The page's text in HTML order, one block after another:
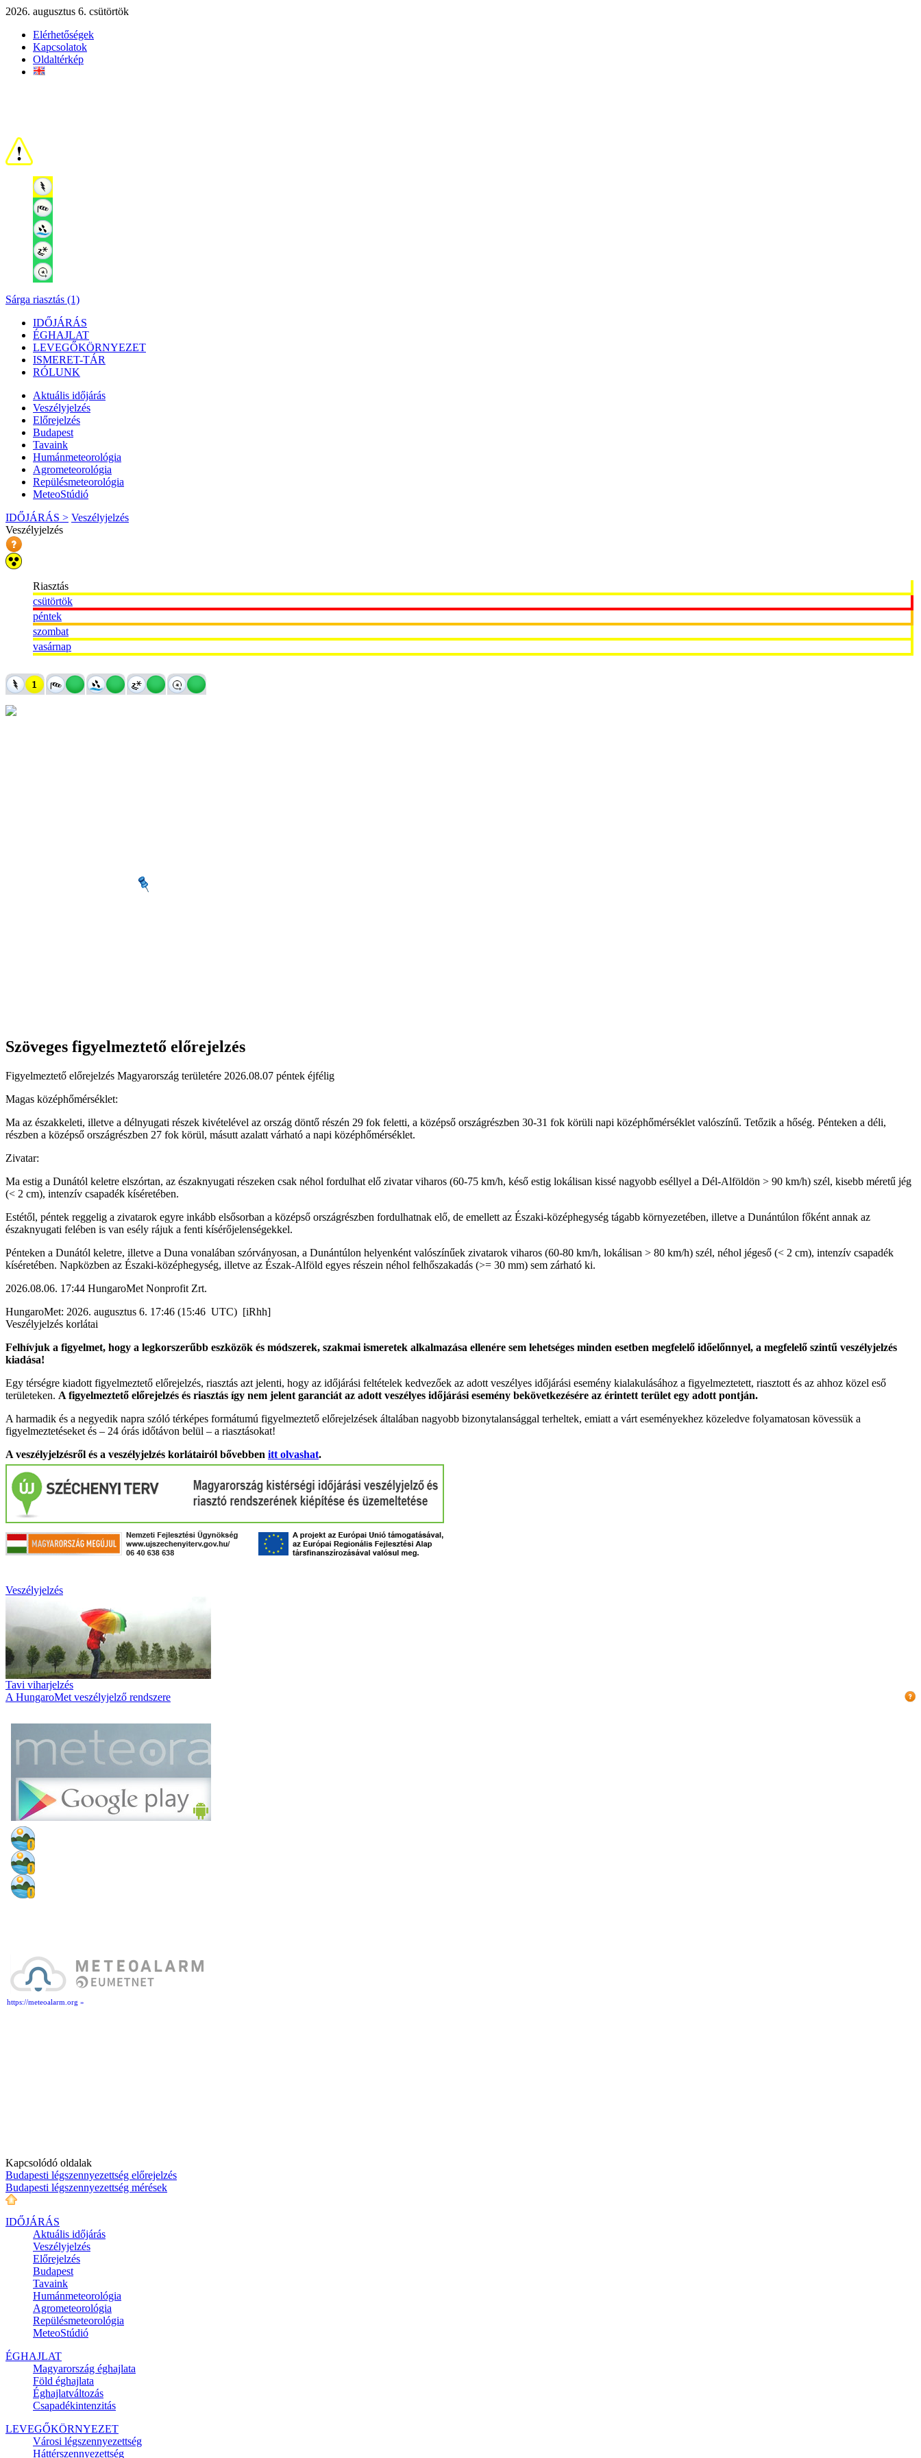
2026. augusztus 6. csütörtök
Elérhetőségek
Kapcsolatok
Oldaltérkép
Sárga riasztás (1)
IDŐJÁRÁS
ÉGHAJLAT
LEVEGŐKÖRNYEZET
ISMERET-TÁR
RÓLUNK
Aktuális időjárás
Veszélyjelzés
Előrejelzés
Budapest
Tavaink
Humánmeteorológia
Agrometeorológia
Repülésmeteorológia
MeteoStúdió
IDŐJÁRÁS > Veszélyjelzés
Veszélyjelzés
Riasztás
csütörtök
péntek
szombat
vasárnap
Szöveges figyelmeztető előrejelzés
Figyelmeztető előrejelzés Magyarország területére 2026.08.07 péntek éjfélig
Magas középhőmérséklet:
Ma az északkeleti, illetve a délnyugati részek kivételével az ország döntő részén 29 fok feletti, a középső országrészben 30-31 fok körüli napi középhőmérséklet valószínű. Tetőzik a hőség. Pénteken a déli,
részben a középső országrészben 27 fok körül, másutt azalatt várható a napi középhőmérséklet.
Zivatar:
Ma estig a Dunától keletre elszórtan, az északnyugati részeken csak néhol fordulhat elő zivatar viharos (60-75 km/h, késő estig lokálisan kissé nagyobb eséllyel a Dél-Alföldön > 90 km/h) szél, kisebb méretű jég
(< 2 cm), intenzív csapadék kíséretében.
Estétől, péntek reggelig a zivatarok egyre inkább elsősorban a középső országrészben fordulhatnak elő, de emellett az Északi-középhegység tágabb környezetében, illetve a Dunántúlon főként annak az
északnyugati felében is van esély rájuk a fenti kísérőjelenségekkel.
Pénteken a Dunától keletre, illetve a Duna vonalában szórványosan, a Dunántúlon helyenként valószínűek zivatarok viharos (60-80 km/h, lokálisan > 80 km/h) szél, néhol jégeső (< 2 cm), intenzív csapadék
kíséretében. Napközben az Északi-középhegység, illetve az Észak-Alföld egyes részein néhol felhőszakadás (>= 30 mm) sem zárható ki.
2026.08.06. 17:44 HungaroMet Nonprofit Zrt.
HungaroMet: 2026. augusztus 6. 17:46 (15:46 UTC) [iRhh]
Veszélyjelzés korlátai
Felhívjuk a figyelmet, hogy a legkorszerűbb eszközök és módszerek, szakmai ismeretek alkalmazása ellenére sem lehetséges minden esetben megfelelő időelőnnyel, a megfelelő szintű veszélyjelzés
kiadása!
Egy térségre kiadott figyelmeztető előrejelzés, riasztás azt jelenti, hogy az időjárási feltételek kedvezőek az adott veszélyes időjárási esemény kialakulásához a figyelmeztetett, riasztott és az ahhoz közel eső
területeken. A figyelmeztető előrejelzés és riasztás így nem jelent garanciát az adott veszélyes időjárási esemény bekövetkezésére az érintett terület egy adott pontján.
A harmadik és a negyedik napra szóló térképes formátumú figyelmeztető előrejelzések általában nagyobb bizonytalansággal terheltek, emiatt a várt eseményekhez közeledve folyamatosan kövessük a
figyelmeztetéseket és – 24 órás időtávon belül – a riasztásokat!
A veszélyjelzésről és a veszélyjelzés korlátairól bővebben itt olvashat.
Veszélyjelzés
Tavi viharjelzés
A HungaroMet veszélyjelző rendszere
https://meteoalarm.org »
Kapcsolódó oldalak
Budapesti légszennyezettség előrejelzés
Budapesti légszennyezettség mérések
IDŐJÁRÁS
Aktuális időjárás
Veszélyjelzés
Előrejelzés
Budapest
Tavaink
Humánmeteorológia
Agrometeorológia
Repülésmeteorológia
MeteoStúdió
ÉGHAJLAT
Magyarország éghajlata
Föld éghajlata
Éghajlatváltozás
Csapadékintenzitás
LEVEGŐKÖRNYEZET
Városi légszennyezettség
Háttérszennyezettség